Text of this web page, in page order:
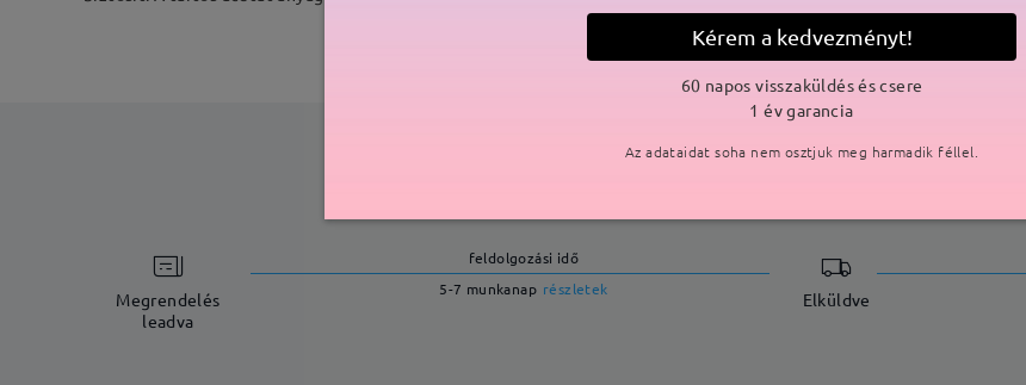
Megrendelés
leadva
feldolgozási idő
5-7 munkanap részletek Elküldve
Kérem a kedvezményt!
60 napos visszaküldés és csere
1 év garancia
Az adataidat soha nem osztjuk meg harmadik féllel.